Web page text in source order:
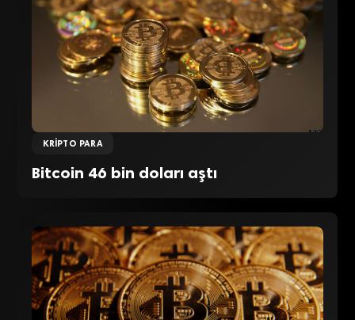
KRIPTO PARA
Bitcoin 46 bin doları aştı